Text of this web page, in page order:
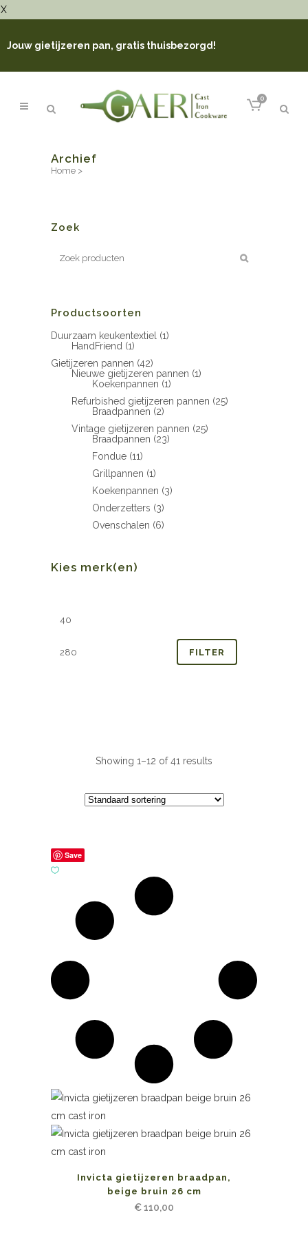
X
Jouw gietijzeren pan, gratis thuisbezorgd!
0
Archief
Home >
Zoek
Productsoorten
Duurzaam keukentextiel (1)
HandFriend (1)
Gietijzeren pannen (42)
Nieuwe gietijzeren pannen (1)
Koekenpannen (1)
Refurbished gietijzeren pannen (25)
Braadpannen (2)
Vintage gietijzeren pannen (25)
Braadpannen (23)
Fondue (11)
Grillpannen (1)
Koekenpannen (3)
Onderzetters (3)
Ovenschalen (6)
Kies merk(en)
FILTER
Showing 1–12 of 41 results
Save
Invicta gietijzeren braadpan,
beige bruin 26 cm
€110,00